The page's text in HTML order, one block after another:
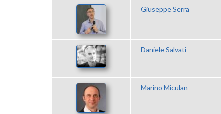
Giuseppe Serra
Daniele Salvati
Marino Miculan